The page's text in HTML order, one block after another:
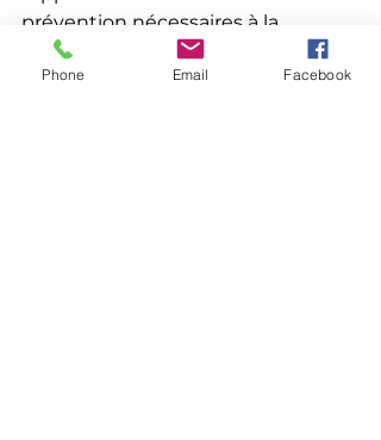
prévention nécessaires à la
protection de son personnel et,
notamment, de la fourniture, de
Phone Email Facebook